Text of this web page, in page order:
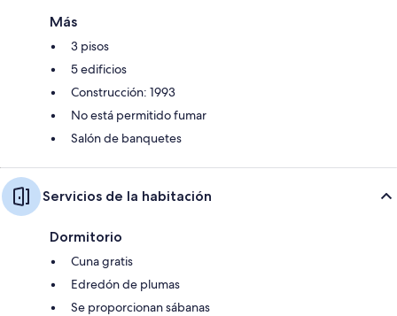
Más
3 pisos
5 edificios
Construcción: 1993
No está permitido fumar
Salón de banquetes
Servicios de la habitación
Dormitorio
Cuna gratis
Edredón de plumas
Se proporcionan sábanas